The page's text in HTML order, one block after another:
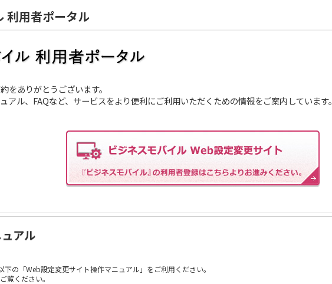
利用者ポータル
をありがとうございます。
アル、FAQなど、サービスをより便利にご利用いただくための情報をご案内しています。
アル
下の「Web設定変更サイト操作マニュアル」をご利用ください。
覧ください。